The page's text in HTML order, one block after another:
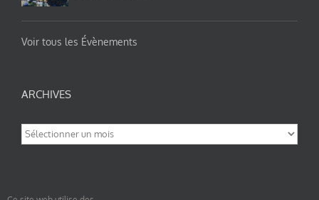
Voir tous les Évènements
ARCHIVES
Archives